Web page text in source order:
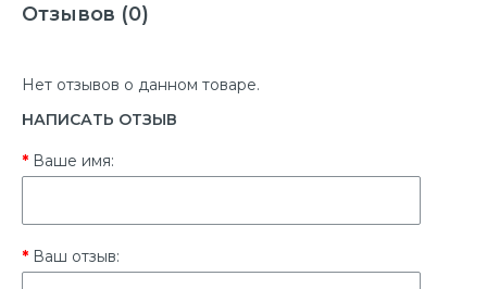
Отзывов (0)
Нет отзывов о данном товаре.
НАПИСАТЬ ОТЗЫВ
Ваше имя:
Ваш отзыв: